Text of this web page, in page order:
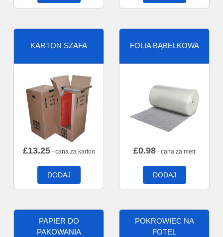
KARTON SZAFA
£13.25- cana za karton
DODAJ
FOLIA BĄBELKOWA
£0.98- cana za metr
DODAJ
PAPIER DO
PAKOWANIA
POKROWIEC NA
FOTEL